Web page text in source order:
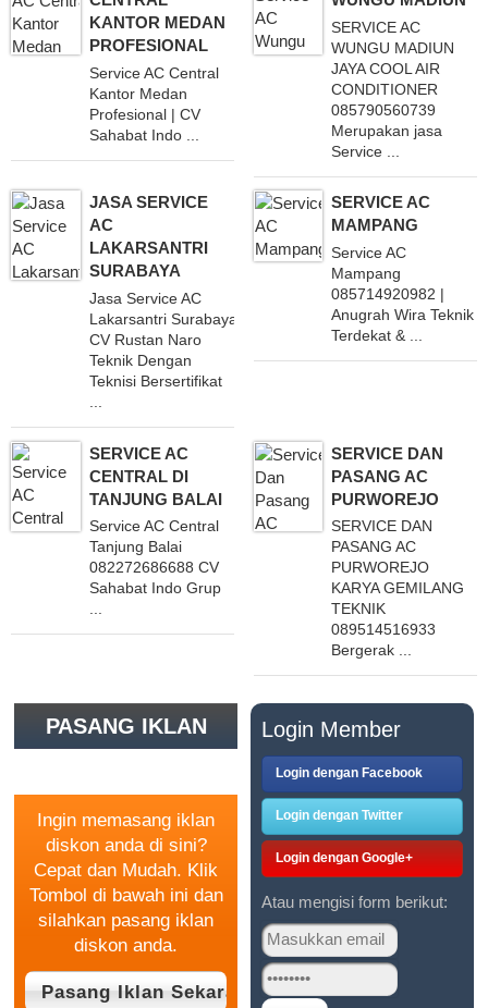
KANTOR MEDAN
PROFESIONAL
Service AC Central
Kantor Medan
Profesional | CV
Sahabat Indo ...
SERVICE AC
WUNGU MADIUN
JAYA COOL AIR
CONDITIONER
085790560739
Merupakan jasa
Service ...
JASA SERVICE
AC
LAKARSANTRI
SURABAYA
Jasa Service AC
Lakarsantri Surabaya 082233579779
CV Rustan Naro
Teknik Dengan
Teknisi Bersertifikat
SERVICE AC
MAMPANG
Service AC
Mampang
085714920982 |
Anugrah Wira Teknik
Terdekat & ...
SERVICE AC
CENTRAL DI
TANJUNG BALAI
Service AC Central
Tanjung Balai
082272686688 CV
Sahabat Indo Grup
...
SERVICE DAN
PASANG AC
PURWOREJO
SERVICE DAN
PASANG AC
PURWOREJO
KARYA GEMILANG
TEKNIK
089514516933
Bergerak ...
PASANG IKLAN
Ingin memasang iklan
diskon anda di sini?
Cepat dan Mudah. Klik
Tombol di bawah ini dan
silahkan pasang iklan
diskon anda.
Login Member
Login dengan Facebook
Login dengan Twitter
Login dengan Google+
Atau mengisi form berikut: